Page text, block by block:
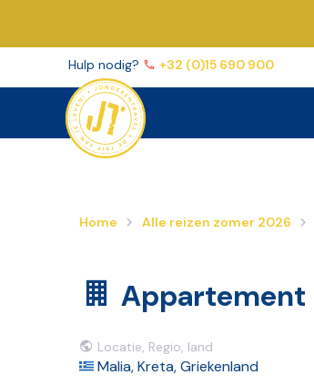
Hulp nodig? +32 (0)15 690 900
Home Alle reizen zomer 2026
Appartement
Locatie, Regio, land
Malia, Kreta, Griekenland